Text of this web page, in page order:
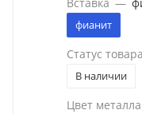
фианит
Статус товара
В наличии
Цвет металла